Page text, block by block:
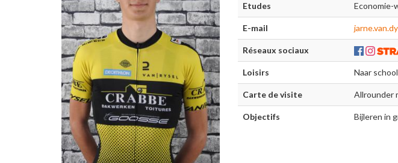
Etudes Economie-
E-mail
Réseaux sociaux
Loisirs Naar
Carte de visite Allrounder
Objectifs Bijleren in